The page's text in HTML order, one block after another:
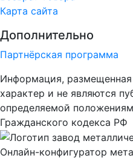
Карта сайта
Дополнительно
Партнёрская программа
Информация, размещенная
характер и не являются
определяемой
Гражданского кодекса РФ
Онлайн-конфигуратор